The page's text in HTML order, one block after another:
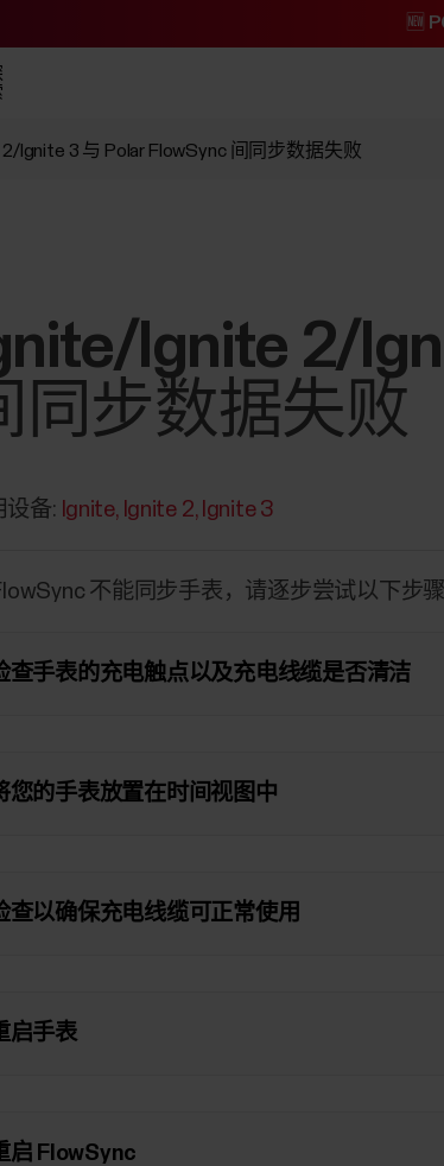
🆕
Ignite 3 与 Polar FlowSync 间同步数据失败
Ignite 2/
同步数据失败
设备: Ignite Ignite 2 Ignite 3
不能同步手表，请逐步尝试以下步
查手表的充电触点以及充电线缆是否清洁
您的手表放置在时间视图中
查以确保充电线缆可正常使用
启手表
启 FlowSync